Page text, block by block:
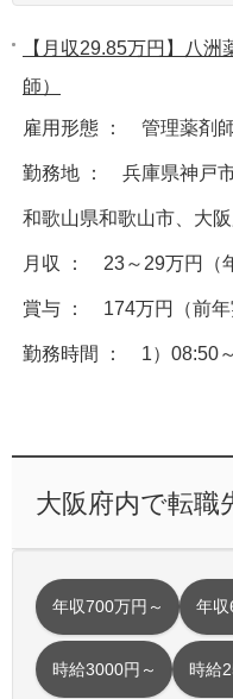
【月収29.85万円】八
師）
雇用形態 ： 管理薬剤
勤務地 ： 兵庫県神戸市
和歌山県和歌山市、大
月収 ： 23～29万円（
賞与 ： 174万円（前年
勤務時間 ： 1）08:50
大阪府内で転職
年収700万円～ 年収
時給3000円～ 時給